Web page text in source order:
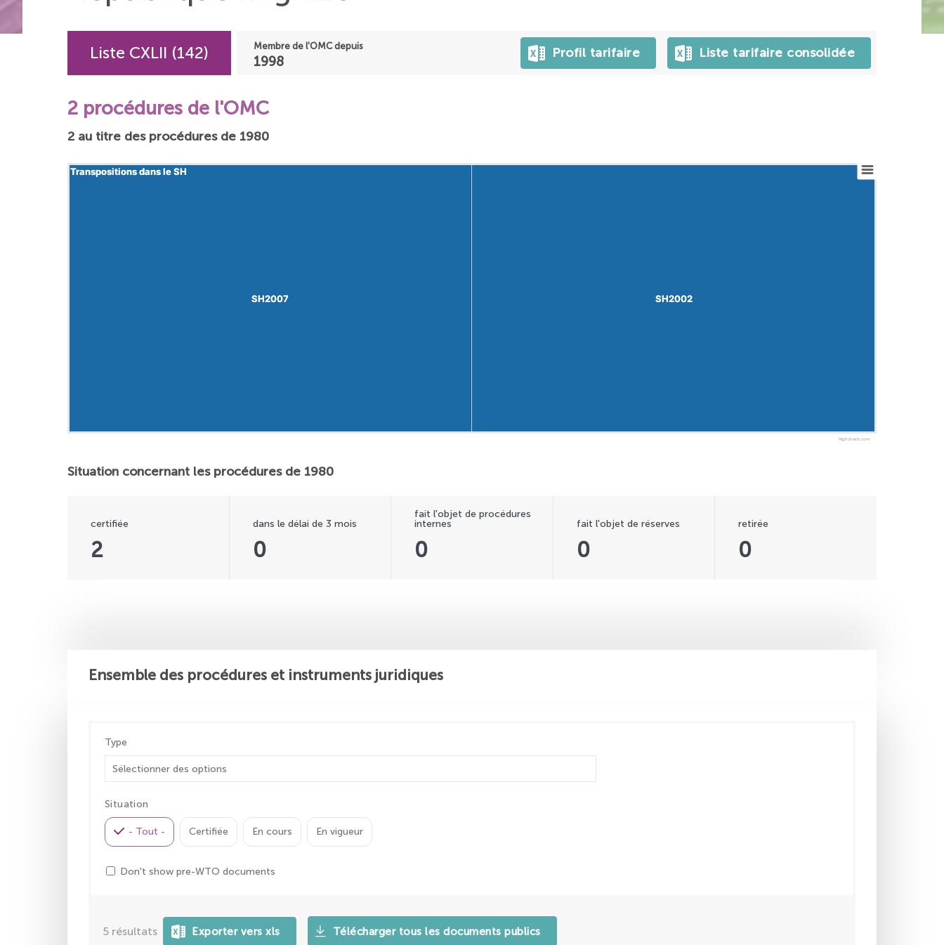
Liste CXLII (142) Membre de l'OMC depuis
1998
Profil tarifaire Liste tarifaire consolidée
2 procédures de l'OMC
2 au titre des procédures de 1980
Transpositions dans le SH
Transpositions dans le SH
SH2007
SH2007 SH2002
SH2002
Highcharts.com
Situation concernant les procédures de 1980
2
certifiée
0
dans le délai de 3 mois
0
fait l'objet de procédures
internes
0
fait l'objet de réserves
0
retirée
Ensemble des procédures et instruments juridiques
Type
Situation
- Tout - Certifiée En cours En vigueur
Don't show pre-WTO documents
5 résultats Télécharger tous les documents publics